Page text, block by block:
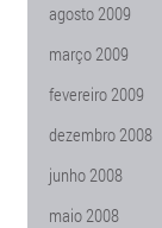
agosto 2009
março 2009
fevereiro 2009
dezembro 2008
junho 2008
maio 2008